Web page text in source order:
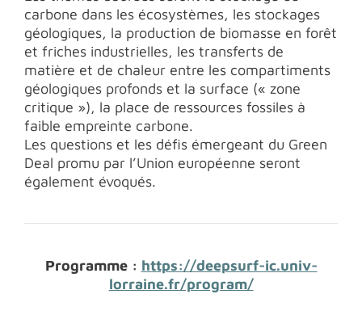
carbone dans les écosystèmes, les stockages
géologiques, la production de biomasse en forêt
et friches industrielles, les transferts de
matière et de chaleur entre les compartiments
géologiques profonds et la surface (« zone
critique »), la place de ressources fossiles à
faible empreinte carbone.
Les questions et les défis émergeant du Green
Deal promu par l’Union européenne seront
également évoqués.
Programme : https://deepsurf-ic.univ-
lorraine.fr/program/